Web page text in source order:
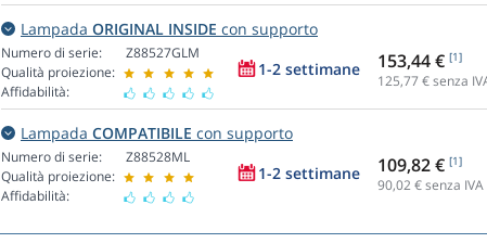
Lampada ORIGINAL INSIDE con supporto
Numero di serie:
Qualità proiezione:
Affidabilità:
Z88527GLM
1-2 settimane 153,44 € [1]
125,77 € senza
Lampada COMPATIBILE con supporto
Numero di serie:
Qualità proiezione:
Affidabilità:
Z88528ML
1-2 settimane 109,82 € [1]
90,02€ senza IVA